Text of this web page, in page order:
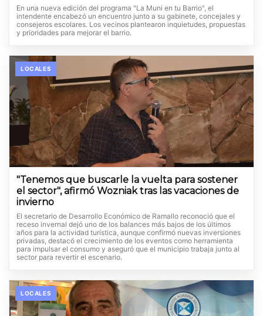
En una nueva edición del programa "La Muni en tu Barrio", el
intendente encabezó un encuentro junto a su gabinete, concejales y
consejeros escolares. Los vecinos plantearon inquietudes, propuestas
y prioridades para mejorar el barrio.
LOCALES
"Tenemos que buscarle la vuelta para sostener
el sector", afirmó Wozniak tras las vacaciones de
invierno
El secretario de Desarrollo Económico de Ramallo reconoció que el
receso invernal dejó uno de los balances más bajos de los últimos
años para la actividad turística, aunque confirmó nuevas inversiones
privadas, destacó el crecimiento de los eventos como herramienta
para impulsar el consumo y aseguró que el municipio trabaja junto al
sector para revertir el escenario.
LOCALES